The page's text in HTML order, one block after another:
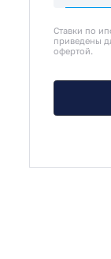
Ставки по
приведены
офертой.